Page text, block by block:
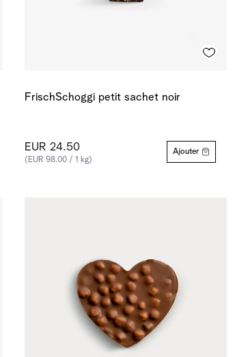
FrischSchoggi petit sachet noir
EUR 24.50
(EUR 98.00 / 1 kg)
Ajouter